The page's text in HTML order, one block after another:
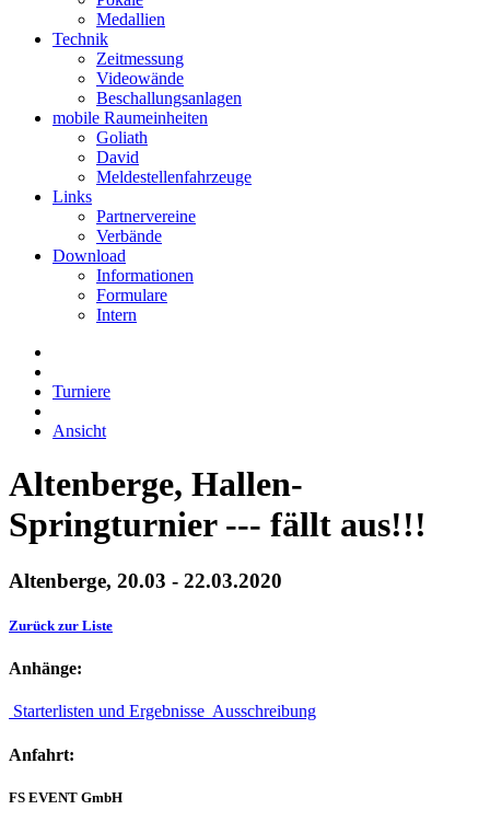
Medallien
Technik
Zeitmessung
Videowände
Beschallungsanlagen
mobile Raumeinheiten
Goliath
David
Meldestellenfahrzeuge
Links
Partnervereine
Verbände
Download
Informationen
Formulare
Intern
Turniere
Ansicht
Altenberge, Hallen-
Springturnier --- fällt aus!!!
Altenberge, 20.03 - 22.03.2020
Zurück zur Liste
Anhänge:
Starterlisten und Ergebnisse Ausschreibung
Anfahrt:
FS EVENT GmbH